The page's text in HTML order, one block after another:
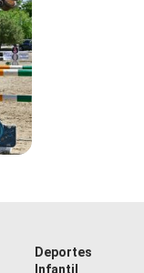
Deportes
Infantil